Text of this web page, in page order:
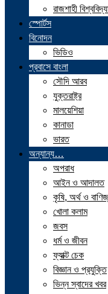
রাজশাহী
স্পোর্টস
বিনোদন
ভিডিও
প্রবাসে বাংলা
সৌদি আরব
যুক্তরাষ্ট্র
মালয়েশিয়া
কানাডা
ভারত
অন্যান্য…
অপরাধ
আইন ও আদালত
কৃষি, অর্থ ও
খোলা কলাম
জবস
ধর্ম ও জীবন
ফ্যাক্ট চেক
বিজ্ঞান ও প্রযুক্তি
ভিন্ন স্বাদের খবর